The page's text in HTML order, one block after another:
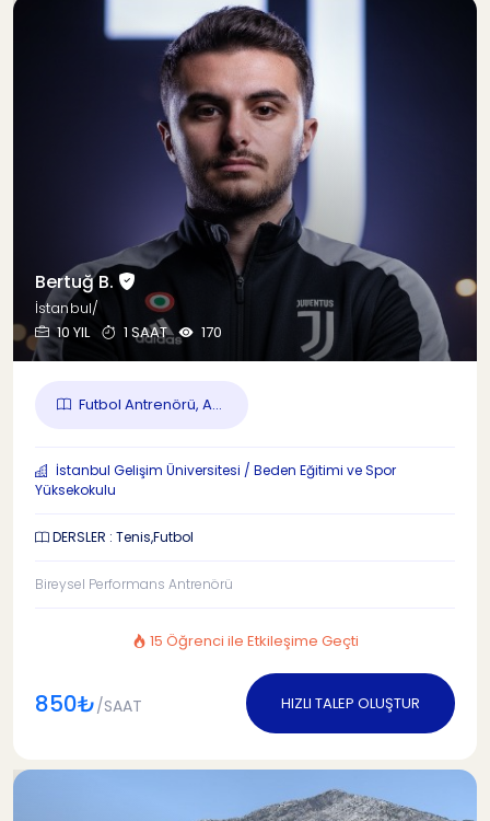
Bertuğ B.
İstanbul/
10 YIL
1 SAAT 170
Futbol Antrenörü, A...
İstanbul Gelişim Üniversitesi / Beden Eğitimi ve Spor
Yüksekokulu
DERSLER : Tenis,Futbol
Bireysel Performans Antrenörü
15 Öğrenci ile Etkileşime Geçti
850₺/SAAT HIZLI TALEP OLUŞTUR